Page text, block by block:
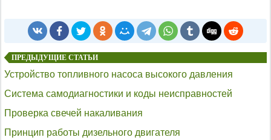
ПРЕДЫДУЩИЕ СТАТЬИ
Устройство топливного насоса высокого давления
Система самодиагностики и коды неисправностей
Проверка свечей накаливания
Принцип работы дизельного двигателя